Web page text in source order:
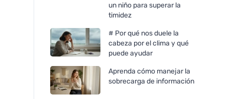
un niño para superar la
timidez
# Por qué nos duele la
cabeza por el clima y qué
puede ayudar
Aprenda cómo manejar la
sobrecarga de información